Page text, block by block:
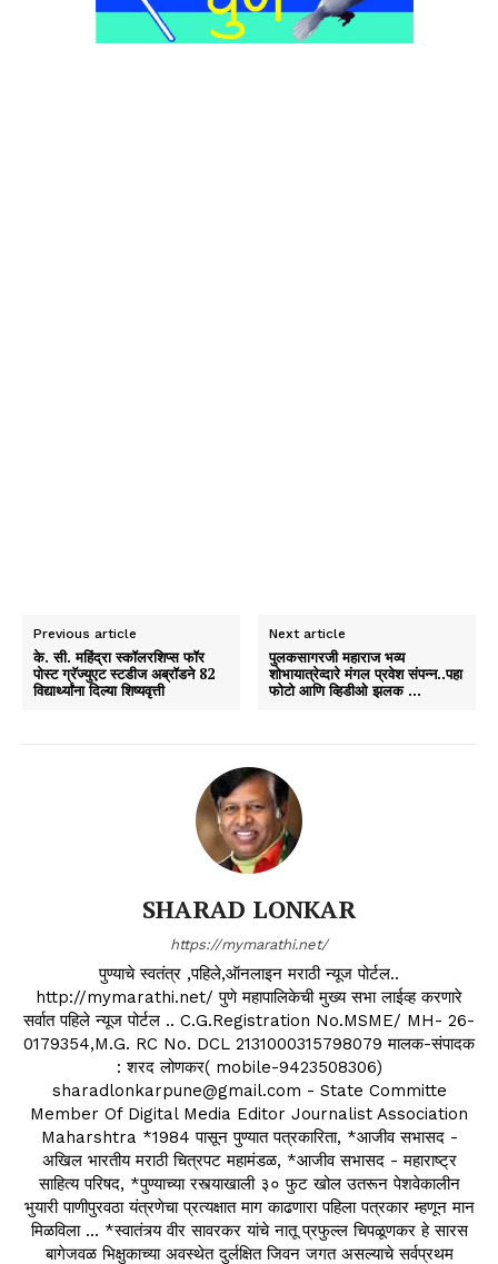
Previous article
के. सी. महिंद्रा स्कॉलरशिप्स फॉर
पोस्ट ग्रॅज्युएट स्टडीज अब्रॉडने 82
विद्यार्थ्यांना दिल्या शिष्यवृत्ती
Next article
पुलकसागरजी महाराज भव्य
शोभायात्रेव्दारे मंगल प्रवेश संपन्न..पहा
फोटो आणि व्हिडीओ झलक …
SHARAD LONKAR
https://mymarathi.net/
पुण्याचे स्वतंत्र ,पहिले,ऑनलाइन मराठी न्यूज पोर्टल..
http://mymarathi.net/ पुणे महापालिकेची मुख्य सभा लाईव्ह करणारे
सर्वात पहिले न्यूज पोर्टल .. C.G.Registration No.MSME/ MH- 26-
0179354,M.G. RC No. DCL 2131000315798079 मालक-संपादक
: शरद लोणकर( mobile-9423508306)
sharadlonkarpune@gmail.com - State Committe
Member Of Digital Media Editor Journalist Association
Maharshtra *1984 पासून पुण्यात पत्रकारिता, *आजीव सभासद -
अखिल भारतीय मराठी चित्रपट महामंडळ, *आजीव सभासद - महाराष्ट्र
साहित्य परिषद, *पुण्याच्या रस्त्याखाली ३० फुट खोल उतरून पेशवेकालीन
भुयारी पाणीपुरवठा यंत्रणेचा प्रत्यक्षात माग काढणारा पहिला पत्रकार म्हणून मान
मिळविला ... *स्वातंत्र्य वीर सावरकर यांचे नातू प्रफुल्ल चिपळूणकर हे सारस
बागेजवळ भिक्षुकाच्या अवस्थेत दुर्लक्षित जिवन जगत असल्याचे सर्वप्रथम